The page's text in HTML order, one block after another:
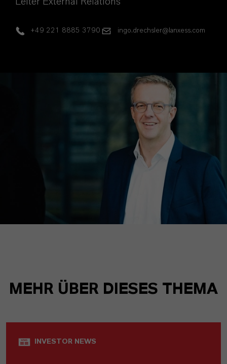
+49 221 8885 3790 ingo.drechsler@lanxess.com
MEHR ÜBER DIESES THEMA
INVESTOR NEWS